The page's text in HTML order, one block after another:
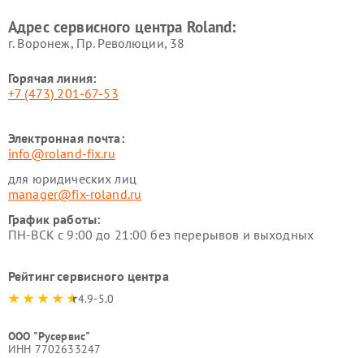
Адрес сервисного центра Roland:
г. Воронеж, Пр. Революции, 38
Горячая линия:
+7 (473) 201-67-53
Электронная почта:
info@roland-fix.ru
для юридических лиц
manager@fix-roland.ru
График работы:
ПН-ВСК с 9:00 до 21:00 без перерывов и выходных
Рейтинг сервисного центра
4.9-5.0
ООО "Русервис"
ИНН 7702633247